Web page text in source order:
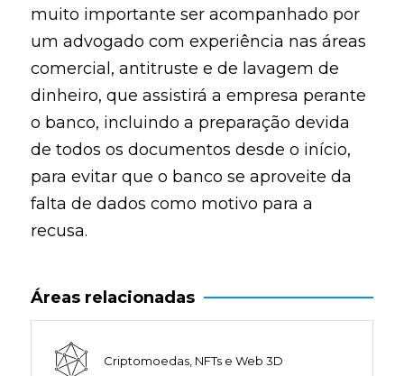
muito importante ser acompanhado por
um advogado com experiência nas áreas
comercial, antitruste e de lavagem de
dinheiro, que assistirá a empresa perante
o banco, incluindo a preparação devida
de todos os documentos desde o início,
para evitar que o banco se aproveite da
falta de dados como motivo para a
recusa.
Áreas relacionadas
Criptomoedas, NFTs e Web 3D